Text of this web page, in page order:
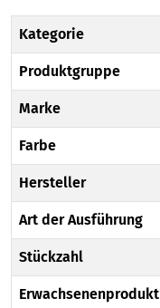
Kategorie
Produktgruppe
Marke
Farbe
Hersteller
Art der Ausführung
Stückzahl
Erwachsenenprodukt